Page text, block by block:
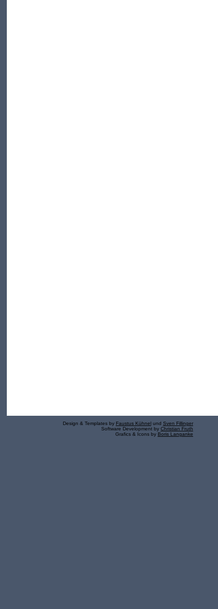
Design & Templates by Faustus Kühnel und Sven Fillinger
Software Development by Christian Fruth
Grafics & Icons by Boris Langanke